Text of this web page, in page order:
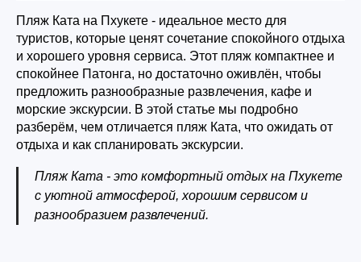
Пляж Ката на Пхукете - идеальное место для
туристов, которые ценят сочетание спокойного отдыха
и хорошего уровня сервиса. Этот пляж компактнее и
спокойнее Патонга, но достаточно оживлён, чтобы
предложить разнообразные развлечения, кафе и
морские экскурсии. В этой статье мы подробно
разберём, чем отличается пляж Ката, что ожидать от
отдыха и как спланировать экскурсии.
Пляж Ката - это комфортный отдых на Пхукете
с уютной атмосферой, хорошим сервисом и
разнообразием развлечений.